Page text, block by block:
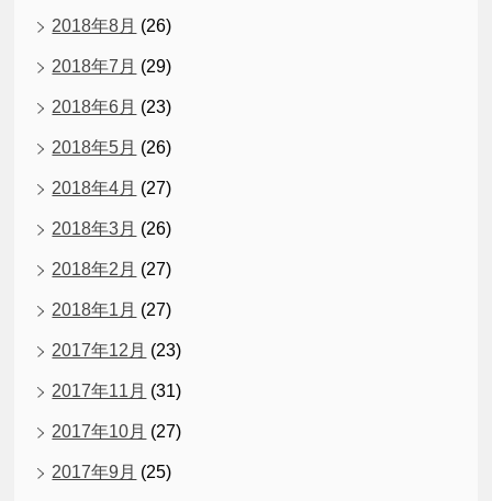
2018年8月 (26)
2018年7月 (29)
2018年6月 (23)
2018年5月 (26)
2018年4月 (27)
2018年3月 (26)
2018年2月 (27)
2018年1月 (27)
2017年12月 (23)
2017年11月 (31)
2017年10月 (27)
2017年9月 (25)